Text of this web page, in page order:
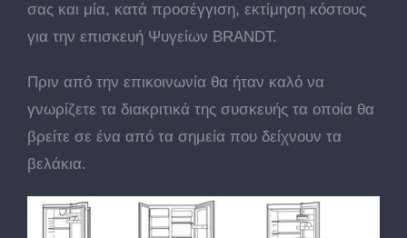
σας και μία, κατά προσέγγιση, εκτίμηση κόστους
για την επισκευή Ψυγείων BRANDT.
Πριν από την επικοινωνία θα ήταν καλό να
γνωρίζετε τα διακριτικά της συσκευής τα οποία θα
βρείτε σε ένα από τα σημεία που δείχνουν τα
βελάκια.